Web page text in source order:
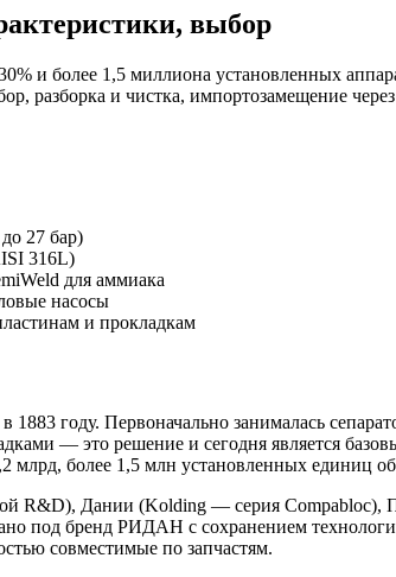
выбор
и более 1,5 миллиона установленных
разборка и чистка, импортозамещение
27 бар)
316L)
для аммиака
насосы
и прокладкам
году. Первоначально занималась
— это решение и сегодня является
более 1,5 млн установленных единиц
R&D), Дании (Kolding — серия
под бренд РИДАН с сохранением
совместимые по запчастям.